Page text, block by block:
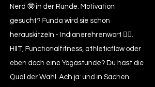
Nerd 🤓 in der Runde. Motivation
gesucht? Funda wird sie schon
herauskitzeln - Indianerehrenwort ✌🏻.
HIIT, Functionalfitness, athleticflow oder
eben doch eine Yogastunde? Du hast die
Qual der Wahl. Ach ja: und in Sachen